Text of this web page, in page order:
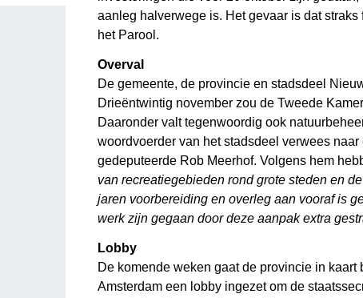
aanleg halverwege is. Het gevaar is dat
het Parool.
Overval
De gemeente, de provincie en stadsdeel
Drieëntwintig november zou de Tweede
Daaronder valt tegenwoordig ook
woordvoerder van het stadsdeel verwees
gedeputeerde Rob Meerhof. Volgens hem
van recreatiegebieden rond grote steden en
jaren voorbereiding en overleg aan vooraf is
werk zijn gegaan door deze aanpak extra
Lobby
De komende weken gaat de provincie in
Amsterdam een lobby ingezet om de